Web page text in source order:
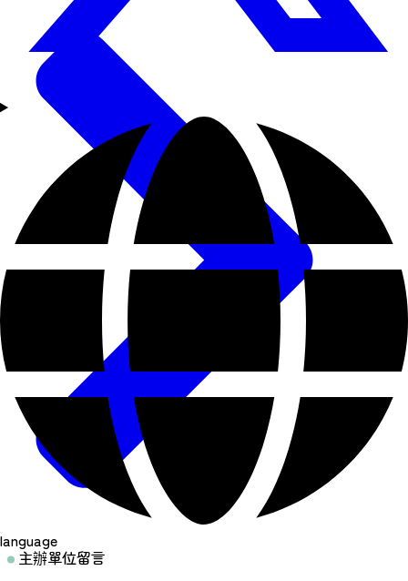
language
主辦單位留言